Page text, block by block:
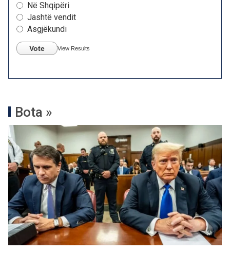
Në Shqipëri
Jashtë vendit
Asgjëkundi
Vote View Results
Bota »